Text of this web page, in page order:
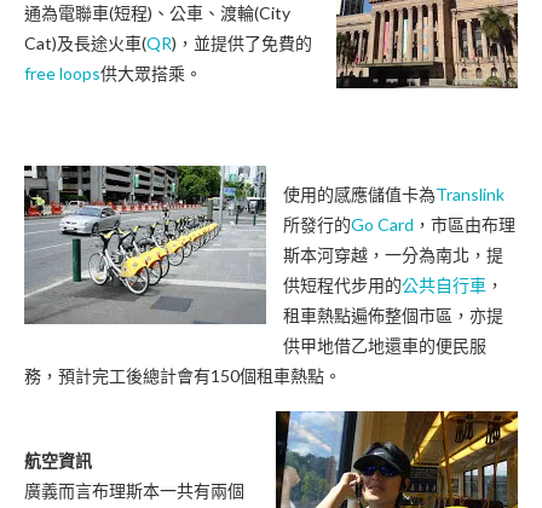
通為電聯車(短程)、公車、渡輪(City
Cat)及長途火車(QR)，並提供了免費的
free loops供大眾搭乘。
使用的感應儲值卡為Translink
所發行的Go Card ，市區由布理
斯本河穿越，一分為南北，提
供短程代步用的公共自行車 ，
租車熱點遍佈整個市區，亦提
供甲地借乙地還車的便民服
務，預計完工後總計會有150個租車熱點。
航空資訊
廣義而言布理斯本一共有兩個